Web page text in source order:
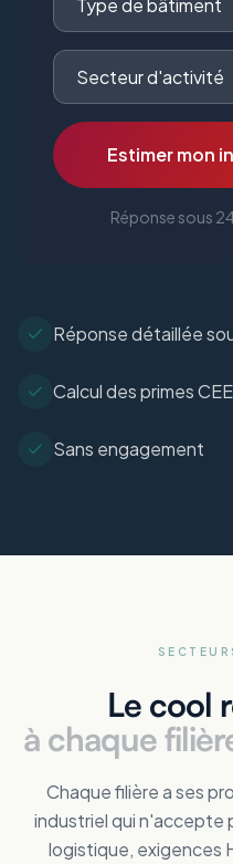
Estimer mon
Réponse sous
Réponse détaillée
Calcul des primes
Sans engagement
Le cool
à chaque
Chaque filière a ses
industriel qui n'accepte
logistique, exigences